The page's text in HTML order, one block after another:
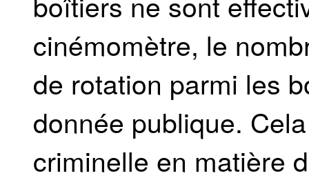
cinémomètre, le
de rotation parmi les
donnée publique.
criminelle en matière